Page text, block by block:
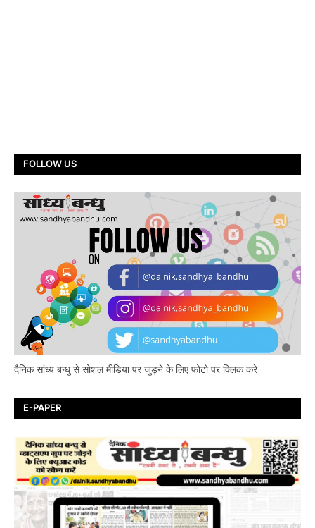
FOLLOW US
दैनिक सांध्य बन्धु से सोशल मीडिया पर जुड़ने के लिए फोटो पर क्लिक करे
E-PAPER